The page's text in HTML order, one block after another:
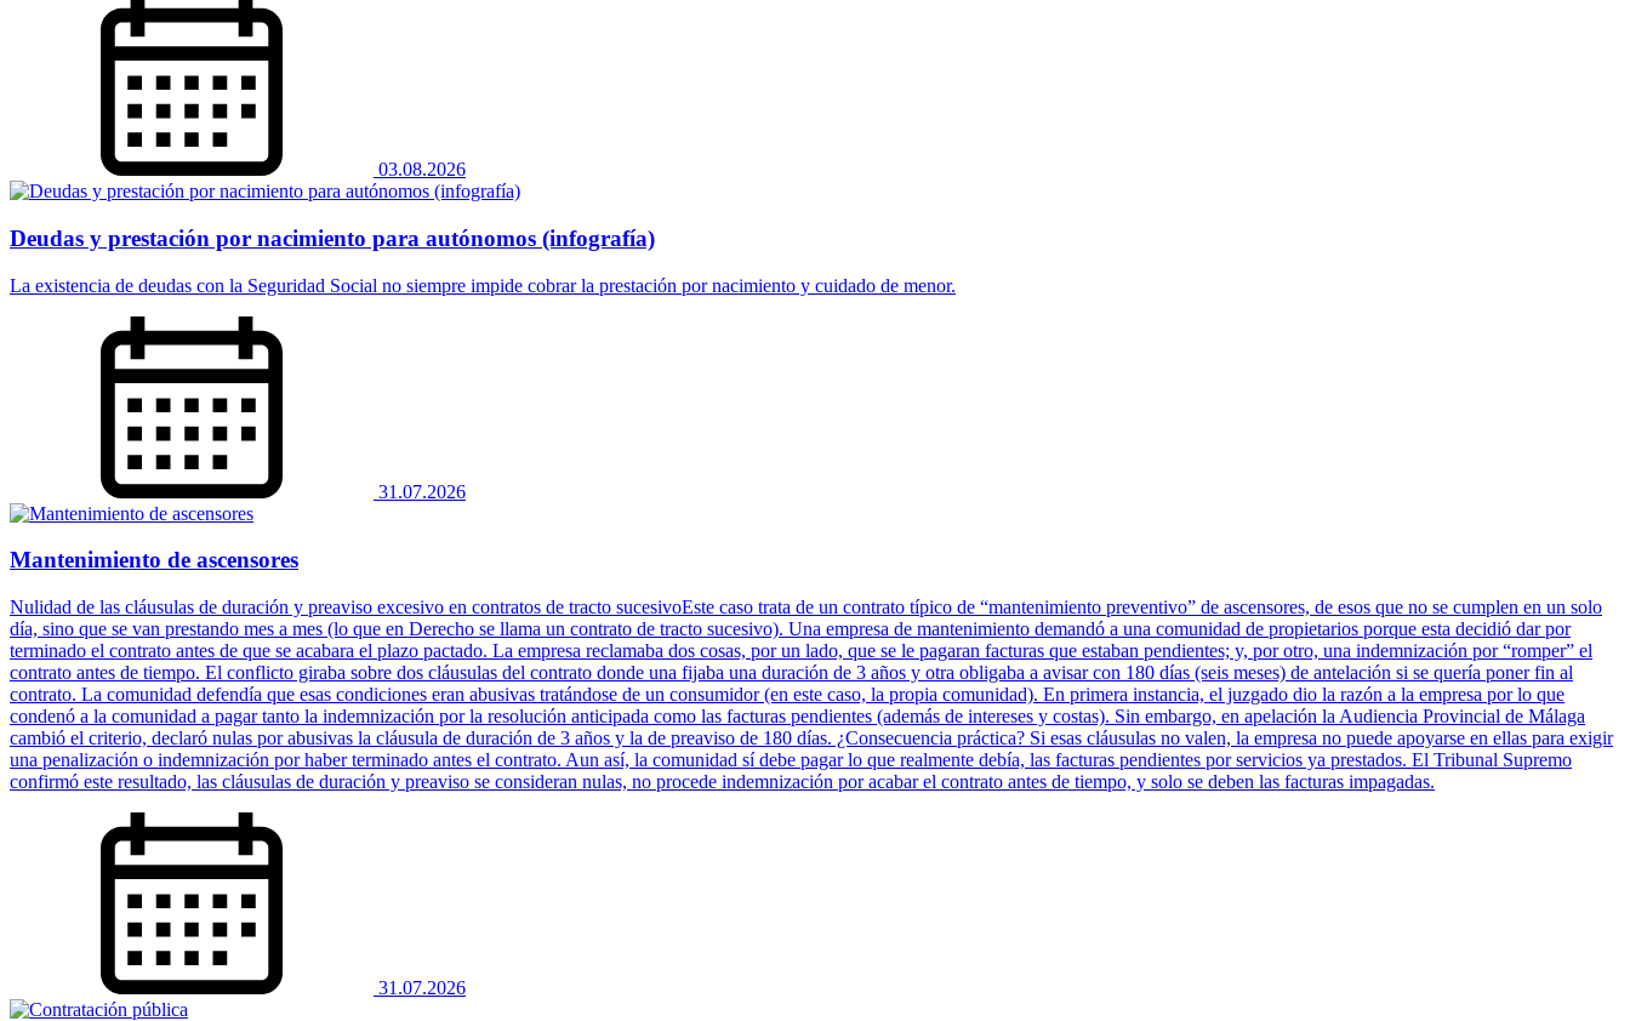
03.08.2026
Deudas y prestación por nacimiento para autónomos (infografía)
La existencia de deudas con la Seguridad Social no siempre impide cobrar la prestación por nacimiento y cuidado de menor.
31.07.2026
Mantenimiento de ascensores
Nulidad de las cláusulas de duración y preaviso excesivo en contratos de tracto sucesivoEste caso trata de un contrato típico de “mantenimiento preventivo” de ascensores, de esos que no se cumplen en un solo
día, sino que se van prestando mes a mes (lo que en Derecho se llama un contrato de tracto sucesivo). Una empresa de mantenimiento demandó a una comunidad de propietarios porque esta decidió dar por
terminado el contrato antes de que se acabara el plazo pactado. La empresa reclamaba dos cosas, por un lado, que se le pagaran facturas que estaban pendientes; y, por otro, una indemnización por “romper” el
contrato antes de tiempo. El conflicto giraba sobre dos cláusulas del contrato donde una fijaba una duración de 3 años y otra obligaba a avisar con 180 días (seis meses) de antelación si se quería poner fin al
contrato. La comunidad defendía que esas condiciones eran abusivas tratándose de un consumidor (en este caso, la propia comunidad). En primera instancia, el juzgado dio la razón a la empresa por lo que
condenó a la comunidad a pagar tanto la indemnización por la resolución anticipada como las facturas pendientes (además de intereses y costas). Sin embargo, en apelación la Audiencia Provincial de Málaga
cambió el criterio, declaró nulas por abusivas la cláusula de duración de 3 años y la de preaviso de 180 días. ¿Consecuencia práctica? Si esas cláusulas no valen, la empresa no puede apoyarse en ellas para exigir
una penalización o indemnización por haber terminado antes el contrato. Aun así, la comunidad sí debe pagar lo que realmente debía, las facturas pendientes por servicios ya prestados. El Tribunal Supremo
confirmó este resultado, las cláusulas de duración y preaviso se consideran nulas, no procede indemnización por acabar el contrato antes de tiempo, y solo se deben las facturas impagadas.
31.07.2026